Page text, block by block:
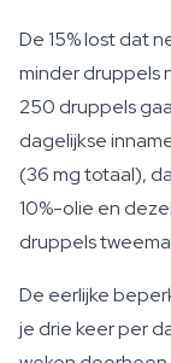
De 15% lost dat
minder druppels
250 druppels
dagelijkse
(36 mg totaal),
10%-olie en
druppels
De eerlijke
je drie keer per